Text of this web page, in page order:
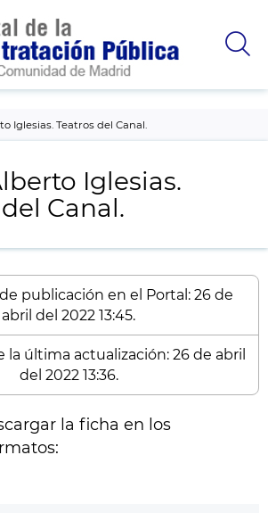
Iglesias. Teatros del Canal.
Iglesias.
Canal.
publicación en el Portal: 26 de
abril del 2022 13:45.
la última actualización: 26 de abril
del 2022 13:36.
la ficha en los